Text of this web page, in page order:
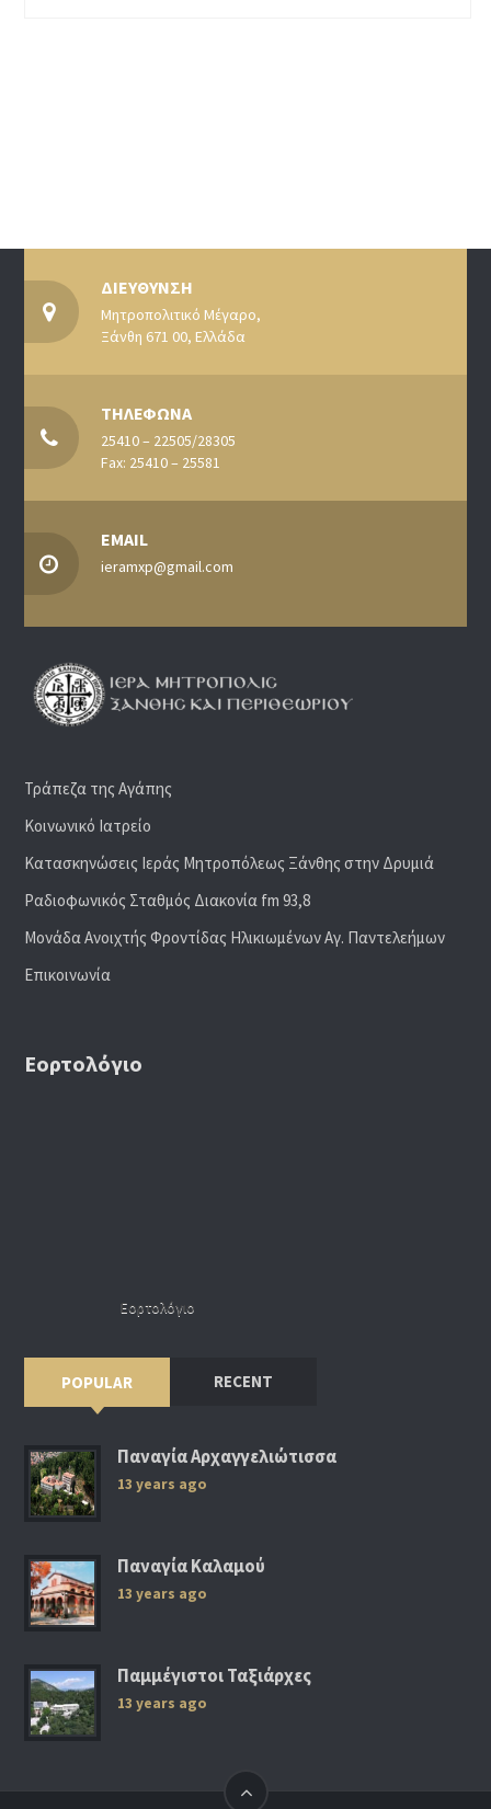
ΔΙΕΥΘΥΝΣΗ
Μητροπολιτικό Μέγαρο,
Ξάνθη 671 00, Ελλάδα
ΤΗΛΕΦΩΝΑ
25410 – 22505/28305
Fax: 25410 – 25581
EMAIL
ieramxp@gmail.com
Τράπεζα της Αγάπης
Κοινωνικό Ιατρείο
Κατασκηνώσεις Ιεράς Μητροπόλεως Ξάνθης στην Δρυμιά
Ραδιoφωνικός Σταθμός Διακονία fm 93,8
Μονάδα Ανοιχτής Φροντίδας Ηλικιωμένων Αγ. Παντελεήμων
Επικοινωνία
Εορτολόγιο
Εορτολόγιο
POPULAR RECENT
Παναγία Αρχαγγελιώτισσα
13 years ago
Παναγία Καλαμού
13 years ago
Παμμέγιστοι Ταξιάρχες
13 years ago